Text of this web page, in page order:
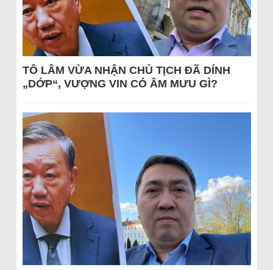
TÔ LÂM VỪA NHẬN CHỦ TỊCH ĐÃ DÍNH
„DỚP“, VƯỢNG VIN CÓ ÂM MƯU GÌ?